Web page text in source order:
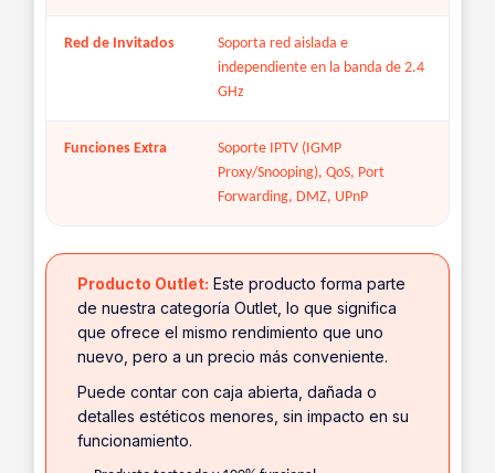
Red de Invitados
Soporta red aislada e
independiente en la banda de 2.4
GHz
Funciones Extra
Soporte IPTV (IGMP
Proxy/Snooping), QoS, Port
Forwarding, DMZ, UPnP
Producto Outlet: Este producto forma parte
de nuestra categoría Outlet, lo que significa
que ofrece el mismo rendimiento que uno
nuevo, pero a un precio más conveniente.
Puede contar con caja abierta, dañada o
detalles estéticos menores, sin impacto en su
funcionamiento.